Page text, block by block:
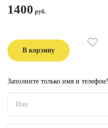
1400
В корзину
Заполните только имя и телефон!